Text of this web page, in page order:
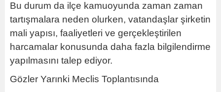
Bu durum da ilçe kamuoyunda zaman zaman
tartışmalara neden olurken, vatandaşlar şirketin
mali yapısı, faaliyetleri ve gerçekleştirilen
harcamalar konusunda daha fazla bilgilendirme
yapılmasını talep ediyor.
Gözler Yarınki Meclis Toplantısında